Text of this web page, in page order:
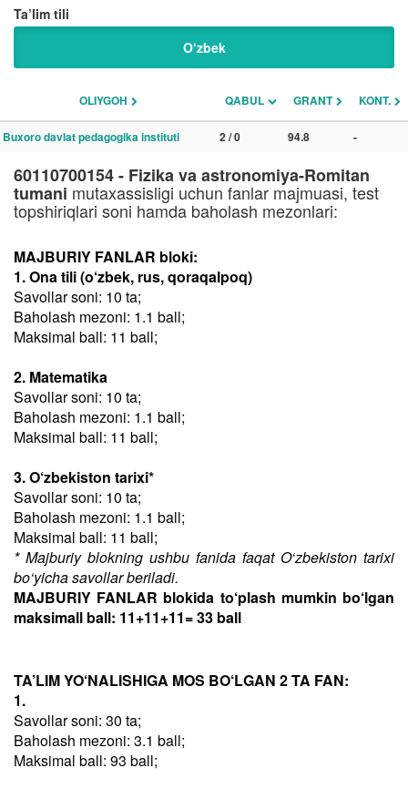
Ta’lim tili
O‘zbek
OLIYGOH QABUL GRANT KONT.
Buxoro davlat pedagogika instituti 2 / 0 94.8 -
60110700154 - Fizika va astronomiya-Romitan
tumani mutaxassisligi uchun fanlar majmuasi, test
topshiriqlari soni hamda baholash mezonlari:
MAJBURIY FANLAR bloki:
1. Ona tili (o‘zbek, rus, qoraqalpoq)
Savollar soni: 10 ta;
Baholash mezoni: 1.1 ball;
Maksimal ball: 11 ball;
2. Matematika
Savollar soni: 10 ta;
Baholash mezoni: 1.1 ball;
Maksimal ball: 11 ball;
3. O‘zbekiston tarixi*
Savollar soni: 10 ta;
Baholash mezoni: 1.1 ball;
Maksimal ball: 11 ball;
* Majburiy blokning ushbu fanida faqat O‘zbekiston tarixi
bo‘yicha savollar beriladi.
MAJBURIY FANLAR blokida to‘plash mumkin bo‘lgan
maksimall ball: 11+11+11= 33 ball
TA’LIM YO‘NALISHIGA MOS BO‘LGAN 2 TA FAN:
1.
Savollar soni: 30 ta;
Baholash mezoni: 3.1 ball;
Maksimal ball: 93 ball;